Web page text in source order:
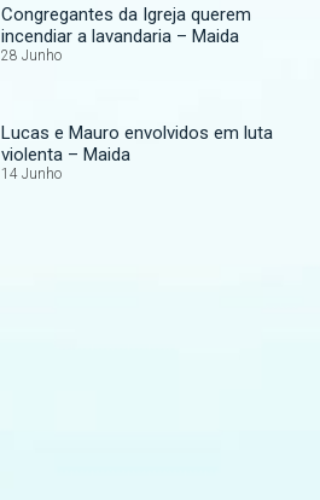
Congregantes da Igreja querem
incendiar a lavandaria – Maida
28 Junho
Lucas e Mauro envolvidos em luta
violenta – Maida
14 Junho